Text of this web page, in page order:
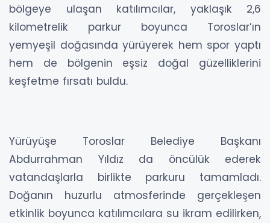
bölgeye ulaşan katılımcılar, yaklaşık 2,6
kilometrelik parkur boyunca Toroslar’ın
yemyeşil doğasında yürüyerek hem spor yaptı
hem de bölgenin eşsiz doğal güzelliklerini
keşfetme fırsatı buldu.
Yürüyüşe Toroslar Belediye Başkanı
Abdurrahman Yıldız da öncülük ederek
vatandaşlarla birlikte parkuru tamamladı.
Doğanın huzurlu atmosferinde gerçekleşen
etkinlik boyunca katılımcılara su ikram edilirken,